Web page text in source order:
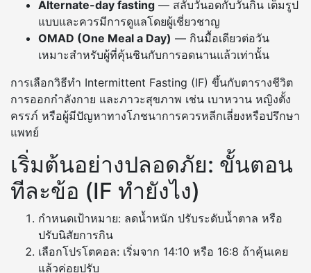
Alternate-day fasting — สลับวันอดกับวันกิน เต็มรูป
แบบและควรมีการดูแลโดยผู้เชี่ยวชาญ
OMAD (One Meal a Day) — กินมื้อเดียวต่อวัน
เหมาะสำหรับผู้ที่คุ้นชินกับการอดนานแล้วเท่านั้น
การเลือกวิธีทำ Intermittent Fasting (IF) ขึ้นกับตารางชีวิต
การออกกำลังกาย และภาวะสุขภาพ เช่น เบาหวาน หญิงตั้ง
ครรภ์ หรือผู้มีปัญหาทางโภชนาการควรหลีกเลี่ยงหรือปรึกษา
แพทย์
เริ่มต้นอย่างปลอดภัย: ขั้นตอน
ทีละข้อ (IF ทำยังไง)
กำหนดเป้าหมาย: ลดน้ำหนัก ปรับระดับน้ำตาล หรือ
ปรับนิสัยการกิน
เลือกโปรโตคอล: เริ่มจาก 14:10 หรือ 16:8 ถ้าคุ้นเคย
แล้วค่อยปรับ